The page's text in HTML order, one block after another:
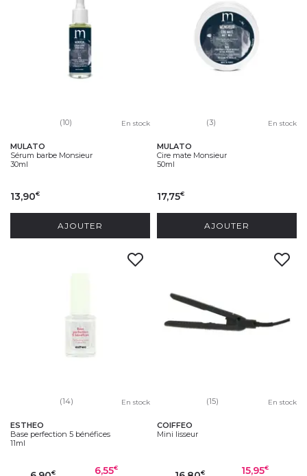
(10) En stock
MULATO
Sérum barbe Monsieur
30ml
13,90€
AJOUTER
(3) En stock
MULATO
Cire mate Monsieur
50ml
17,75€
AJOUTER
(14) En stock
ESTHEO
Base perfection 5 bénéfices
11ml
€ 6,55€
(15) En stock
COIFFEO
Mini lisseur
€ 15,95€